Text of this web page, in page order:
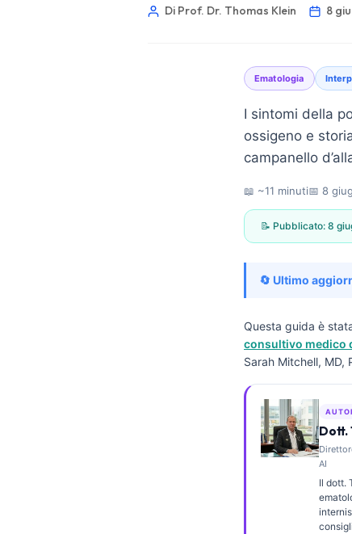
Di Prof. Dr. Thomas Klein 8
Ematologia
I sintomi della
ossigeno e
campanello
📖 ~11 minuti📅 8
📝 Pubblicato: 8
🔄 Ultimo
Questa guida è
consultivo medico
Sarah Mitchell, MD,
Dott.
AI
Il dott.